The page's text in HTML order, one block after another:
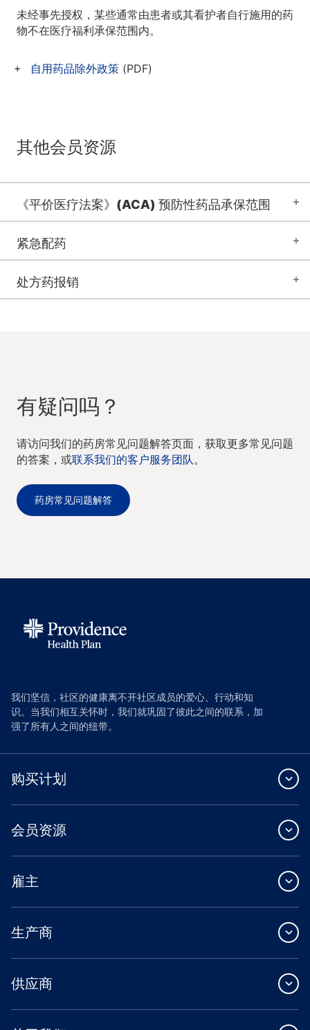
未经事先授权，某些通常由患者或其看护者自行施用的药
物不在医疗福利承保范围内。
自用药品除外政策 (PDF)
其他会员资源
《平价医疗法案》(ACA) 预防性药品承保范围
紧急配药
处方药报销
有疑问吗？
请访问我们的药房常见问题解答页面，获取更多常见问题
的答案，或联系我们的客户服务团队 。
药房常见问题解答
我们坚信，社区的健康离不开社区成员的爱心、行动和知
识。当我们相互关怀时，我们就巩固了彼此之间的联系，加
强了所有人之间的纽带。
购买计划
会员资源
雇主
生产商
供应商